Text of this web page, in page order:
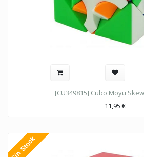
[CU349815] Cubo Moyu
11,95 €
Sin Stock